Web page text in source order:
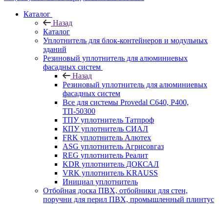
Каталог
Назад
Каталог
Уплотнитель для блок-контейнеров и модульных
зданий
Резиновый уплотнитель для алюминиевых
фасадных систем
Назад
Резиновый уплотнитель для алюминиевых
фасадных систем
Все для системы Provedal С640, Р400,
ТП-50300
ТПУ уплотнитель Татпроф
КПУ уплотнитель СИАЛ
FRK уплотнитель Алютех
ASG уплотнитель Агрисовгаз
REG уплотнитель Реалит
KDR уплотнитель ДОКСАЛ
VRK уплотнитель KRAUSS
Инициал уплотнитель
Отбойная доска ПВХ, отбойники для стен,
поручни для перил ПВХ, промышленный плинтус